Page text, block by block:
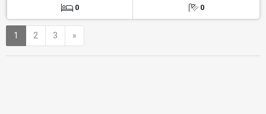
0 0
1 2 3 »